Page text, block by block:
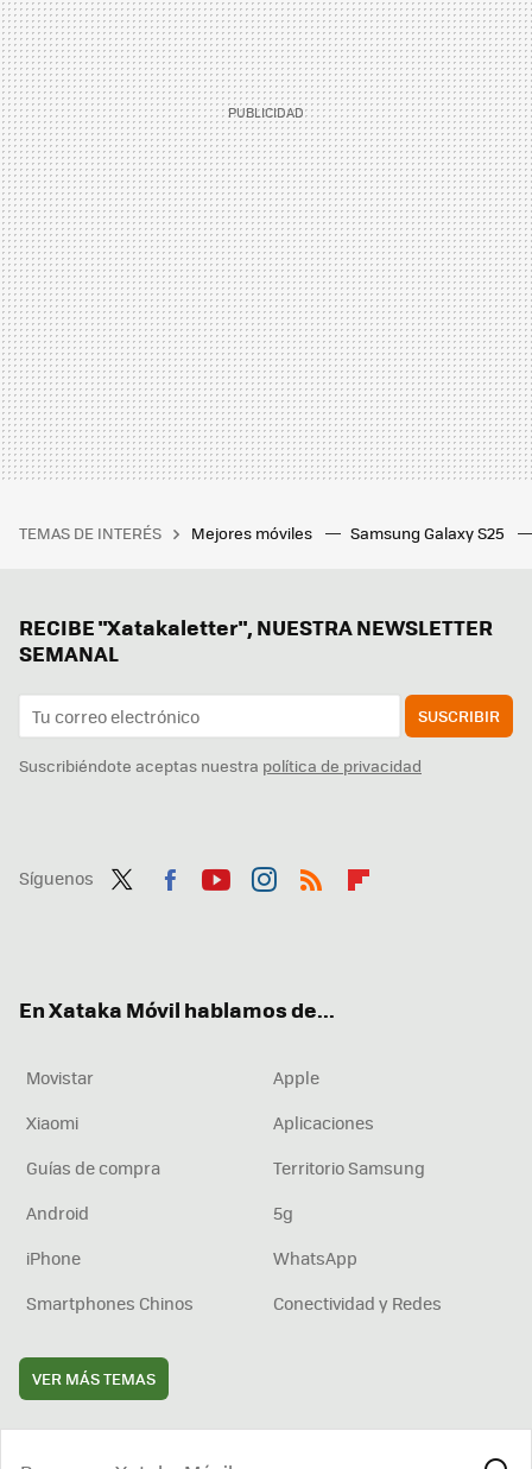
TEMAS DE INTERÉS Mejores móviles Samsung Galaxy S25
RECIBE "Xatakaletter", NUESTRA NEWSLETTER
SEMANAL
SUSCRIBIR
Suscribiéndote aceptas nuestra política de privacidad
Síguenos
En Xataka Móvil hablamos de...
Movistar
Apple
Xiaomi
Aplicaciones
Guías de compra
Territorio Samsung
Android
5g
iPhone
WhatsApp
Smartphones Chinos
Conectividad y Redes
VER MÁS TEMAS